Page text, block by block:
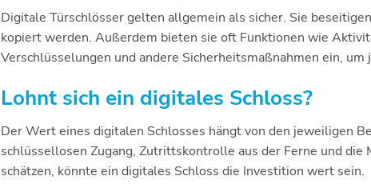
Digitale Türschlösser gelten allgemein als sicher. Sie
kopiert werden. Außerdem bieten sie oft Funktionen wie
Verschlüsselungen und andere Sicherheitsmaßnahmen ein,
Lohnt sich ein digitales Schloss?
Der Wert eines digitalen Schlosses hängt von den jeweiligen
schlüssellosen Zugang, Zutrittskontrolle aus der Ferne und die
schätzen, könnte ein digitales Schloss die Investition wert sein.